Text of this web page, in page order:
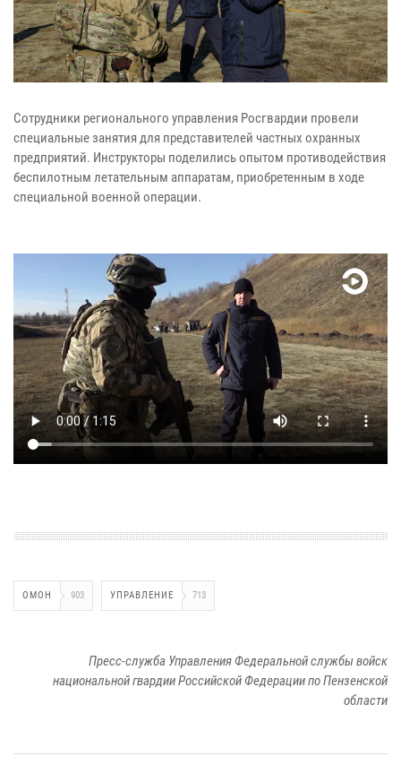
Сотрудники регионального управления Росгвардии провели
специальные занятия для представителей частных охранных
предприятий. Инструкторы поделились опытом противодействия
беспилотным летательным аппаратам, приобретенным в ходе
специальной военной операции.
ОМОН 903 УПРАВЛЕНИЕ 713
Пресс-служба Управления Федеральной службы войск
национальной гвардии Российской Федерации по Пензенской
области